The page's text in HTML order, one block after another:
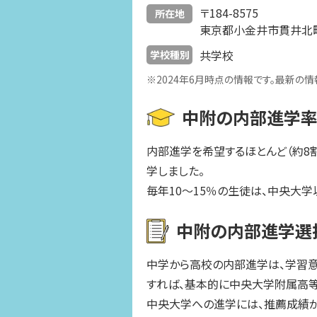
所在地
〒184-8575
東京都小金井市貫井
学校種別 共学校
※2024年6月時点の情報です。最新の情
中附の内部進学率
内部進学を希望するほとんど（約
学しました。
毎年10～15％の生徒は、中央大学
中附の内部進学
中学から高校の内部進学は、学習
すれば、基本的に中央大学附属高
中央大学への進学には、推薦成績